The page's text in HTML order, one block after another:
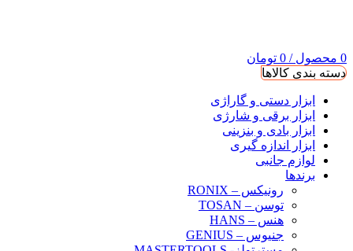
0 محصول /
0 تومان
دسته بندی کالاها
ابزار دستی و گاراژی
ابزار برقی و شارژی
ابزار بادی و بنزینی
ابزار اندازه گیری
لوازم جانبی
برندها
رونیکس – RONIX
توسن – TOSAN
هنس – HANS
جنیوس – GENIUS